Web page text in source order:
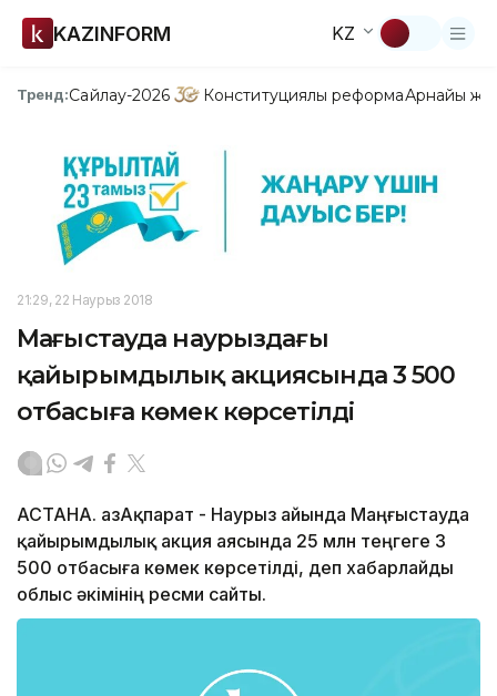
KAZINFORM KZ
Тренд:Сайлау-2026 Конституциялық реформаАрнайы
21:29, 22 Наурыз 2018
Маңғыстауда наурыздағы
қайырымдылық акциясында 3 500
отбасыға көмек көрсетілді
АСТАНА. ҚазАқпарат - Наурыз айында Маңғыстауда
қайырымдылық акция аясында 25 млн теңгеге 3
500 отбасыға көмек көрсетілді, деп хабарлайды
облыс әкімінің ресми сайты.